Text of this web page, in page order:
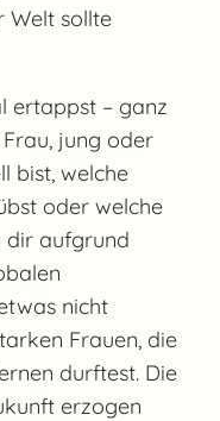
Welt sollte
ertappst – ganz
jung oder
bist, welche
oder welche
dir aufgrund
nicht
Frauen, die
durftest. Die
erzogen